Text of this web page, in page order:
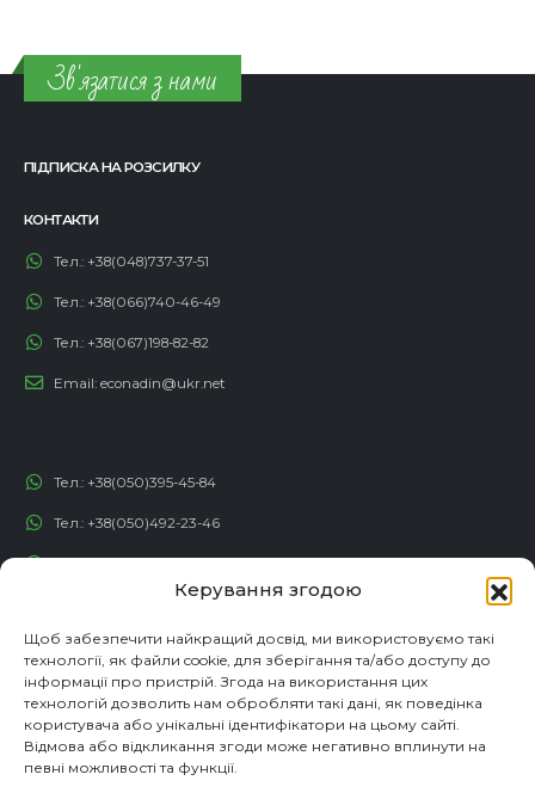
Керування згодою
Щоб забезпечити найкращий досвід, ми використовуємо такі
технології, як файли cookie, для зберігання та/або доступу до
інформації про пристрій. Згода на використання цих
технологій дозволить нам обробляти такі дані, як поведінка
користувача або унікальні ідентифікатори на цьому сайті.
Відмова або відкликання згоди може негативно вплинути на
певні можливості та функції.
Зв'язатися з нами
ПІДПИСКА НА РОЗСИЛКУ
КОНТАКТИ
Тел.: +38(048)737-37-51
Тел.: +38(066)740-46-49
Тел.: +38(067)198-82-82
Email: econadin@ukr.net
Тел.: +38(050)395-45-84
Тел.: +38(050)492-23-46
Тел.: +38(050)192-82-82
contact@econadin.com
СОЦІАЛЬНІ МЕРЕЖІ